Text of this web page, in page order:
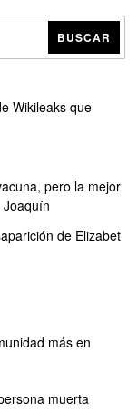
BUSCAR
Wikileaks que
pero la mejor
de Elizabet
más en
muerta